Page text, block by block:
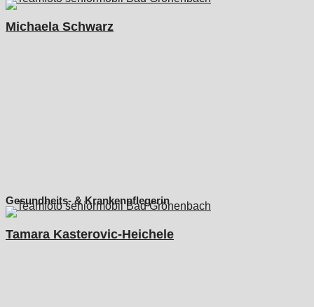
Michaela Schwarz
Gesundheits- & Krankenpflegerin
Tamara Kasterovic-Heichele